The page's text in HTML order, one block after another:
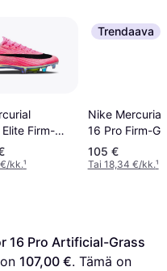
Firm-
Top
- Multi-
kk.¹
Trendaava
Nike Mercurial
16 Pro Firm-
Low-Top
- Blue
105 €
Tai 18,34 €/kk.¹
16 Pro Artificial-Grass
on 107,00 €. Tämä on